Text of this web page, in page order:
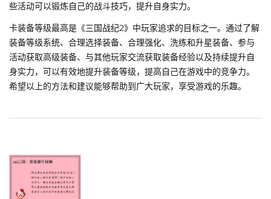
些活动可以锻炼自己的战斗技巧，提升自身实力。
卡装备等级最高是《三国战纪2》中玩家追求的目标之一。通过了解
装备等级系统、合理选择装备、合理强化、洗练和升星装备、参与
活动获取高级装备、与其他玩家交流获取装备经验以及持续提升自
身实力，可以有效地提升装备等级，提高自己在游戏中的竞争力。
希望以上的方法和建议能够帮助到广大玩家，享受游戏的乐趣。